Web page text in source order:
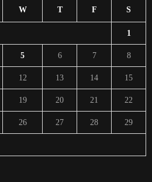
W T F S
1
5 6 7 8
12 13 14 15
19 20 21 22
26 27 28 29